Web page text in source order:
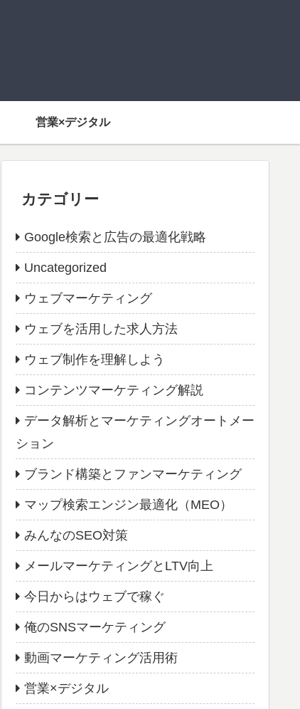
営業×デジタル
カテゴリー
Google検索と広告の最適化戦略
Uncategorized
ウェブマーケティング
ウェブを活用した求人方法
ウェブ制作を理解しよう
コンテンツマーケティング解説
データ解析とマーケティングオートメー
ション
ブランド構築とファンマーケティング
マップ検索エンジン最適化（MEO）
みんなのSEO対策
メールマーケティングとLTV向上
今日からはウェブで稼ぐ
俺のSNSマーケティング
動画マーケティング活用術
営業×デジタル